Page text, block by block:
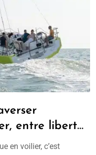
entre liberté
en voilier, c’est